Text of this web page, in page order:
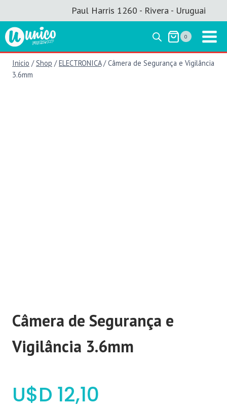
al
contenido
Paul Harris 1260 - Rivera - Uruguai
0
Inicio / Shop / ELECTRONICA / Câmera de Segurança e Vigilância
3.6mm
Câmera de Segurança e
Vigilância 3.6mm
$ 12,10